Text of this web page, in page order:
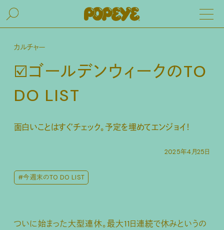
カルチャー
☑️ゴールデンウィークのTO
DO LIST
面白いことはすぐチェック。予定を埋めてエンジョイ！
2025年4月25日
#今週末のTO DO LIST
ついに始まった大型連休。最大11日連続で休みというの